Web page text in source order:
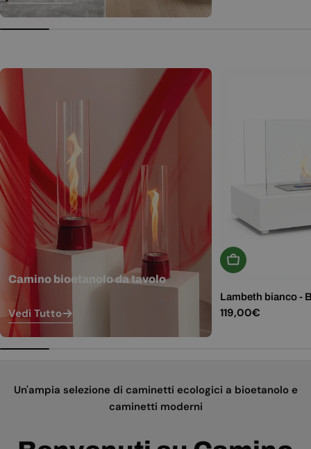
Camino bioetanolo da tavolo
Vedi Tutto
Aggiungi Al
Lambeth bianco -
Prezzo
119,00€
Un'ampia selezione di caminetti ecologici a bioetanolo e
caminetti moderni